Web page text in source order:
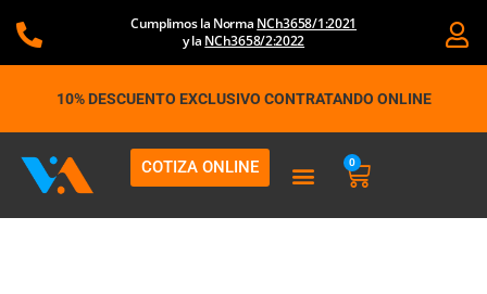
Cumplimos la Norma NCh3658/1:2021
y la NCh3658/2:2022
10% DESCUENTO EXCLUSIVO CONTRATANDO ONLINE
COTIZA ONLINE 0
Carrito